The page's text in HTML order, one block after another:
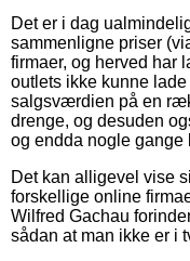
Det er i dag
sammenligne priser
firmaer, og herved har
outlets ikke kunne
salgsværdien på en
drenge, og desuden
og endda nogle gange
Det kan alligevel vise
forskellige online
Wilfred Gachau
sådan at man ikke er i